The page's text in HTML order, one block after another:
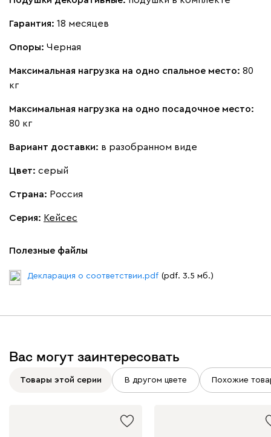
Бежевый
Кларинс
Бежевый Графит Молочный Серый
Дарте
Гарантия: 18 месяцев
Опоры: Черная
Максимальная нагрузка на одно спальное место: 80
кг
Максимальная нагрузка на одно посадочное место:
80 кг
Вариант доставки: в разобранном виде
Цвет: серый
Страна: Россия
Серия: Кейсес
Полезные файлы
Декларация о соответствии.pdf (pdf. 3.5 мб.)
Вас могут заинтересовать
Товары этой серии В другом цвете Похожие